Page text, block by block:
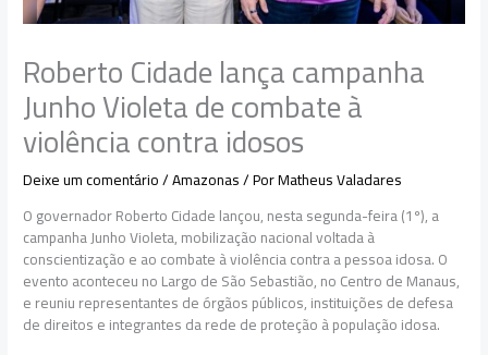
Roberto Cidade lança campanha
Junho Violeta de combate à
violência contra idosos
Deixe um comentário/Amazonas/ PorMatheus Valadares
O governador Roberto Cidade lançou, nesta segunda-feira (1º), a
campanha Junho Violeta, mobilização nacional voltada à
conscientização e ao combate à violência contra a pessoa idosa. O
evento aconteceu no Largo de São Sebastião, no Centro de Manaus,
e reuniu representantes de órgãos públicos, instituições de defesa
de direitos e integrantes da rede de proteção à população idosa.